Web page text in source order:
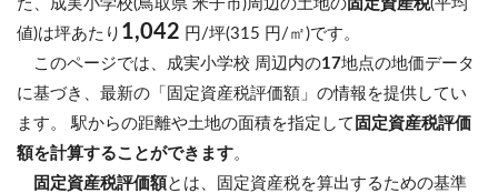
た、成実小学校(鳥取県 米子市)周辺の土地の 固定資産税(平均
値)は坪あたり 1,042 円/坪(315 円/㎡)です。
このページでは、成実小学校 周辺内の17地点の地価データ
に基づき、最新の「固定資産税評価額」の情報を提供してい
ます。 駅からの距離や土地の面積を指定して 固定資産税評価
額を計算することができます。
固定資産税評価額とは、固定資産税を算出するための基準